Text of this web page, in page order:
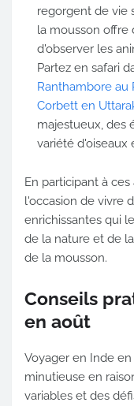
regorgent de vie
la mousson offre
d'observer les
Partez en safari
Ranthambore au
Corbett en
majestueux, des
variété d'oiseaux
En participant à
l'occasion de vivre
enrichissantes qui
de la nature et de
de la mousson.
Conseils
en août
Voyager en Inde
minutieuse en
variables et des